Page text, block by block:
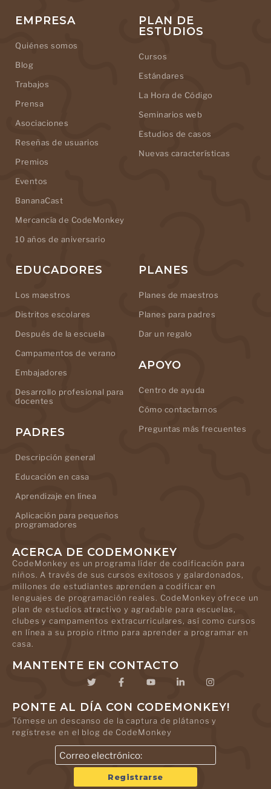
EMPRESA
Quiénes somos
Blog
Trabajos
Prensa
Asociaciones
Reseñas de usuarios
Premios
Eventos
BananaCast
Mercancía de CodeMonkey
10 años de aniversario
PLAN DE
ESTUDIOS
Cursos
Estándares
La Hora de Código
Seminarios web
Estudios de casos
Nuevas características
EDUCADORES
Los maestros
Distritos escolares
Después de la escuela
Campamentos de verano
Embajadores
Desarrollo profesional para
docentes
PADRES
Descripción general
Educación en casa
Aprendizaje en línea
Aplicación para pequeños
programadores
PLANES
Planes de maestros
Planes para padres
Dar un regalo
APOYO
Centro de ayuda
Cómo contactarnos
Preguntas más frecuentes
ACERCA DE CODEMONKEY
CodeMonkey es un programa líder de codificación para
niños. A través de sus cursos exitosos y galardonados,
millones de estudiantes aprenden a codificar en
lenguajes de programación reales. CodeMonkey ofrece un
plan de estudios atractivo y agradable para escuelas,
clubes y campamentos extracurriculares, así como cursos
en línea a su propio ritmo para aprender a programar en
casa.
MANTENTE EN CONTACTO
PONTE AL DÍA CON CODEMONKEY!
Tómese un descanso de la captura de plátanos y
regístrese en el blog de CodeMonkey